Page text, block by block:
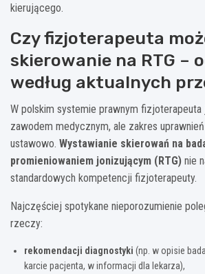
kierującego.
Czy fizjoterapeuta
skierowanie na RTG –
według aktualnych
W polskim systemie prawnym
zawodem medycznym, ale zakres
ustawowo. Wystawianie skierowań na
promieniowaniem jonizującym (RTG) nie
standardowych kompetencji fizjoterapeuty.
Najczęściej spotykane nieporozumienie
rzeczy:
rekomendacji diagnostyki (np. w opisie
karcie pacjenta, w informacji dla lekarza),